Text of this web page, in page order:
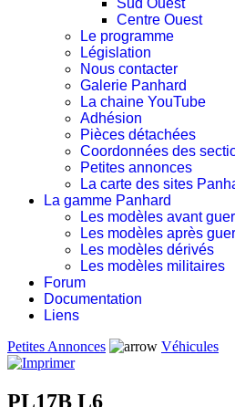
Sud Ouest
Centre Ouest
Le programme
Législation
Nous contacter
Galerie Panhard
La chaine YouTube
Adhésion
Pièces détachées
Coordonnées des
Petites annonces
La carte des sites
La gamme Panhard
Les modèles avant
Les modèles après
Les modèles dérivés
Les modèles militaires
Forum
Documentation
Liens
Petites Annonces
Véhicules
PL17B L6